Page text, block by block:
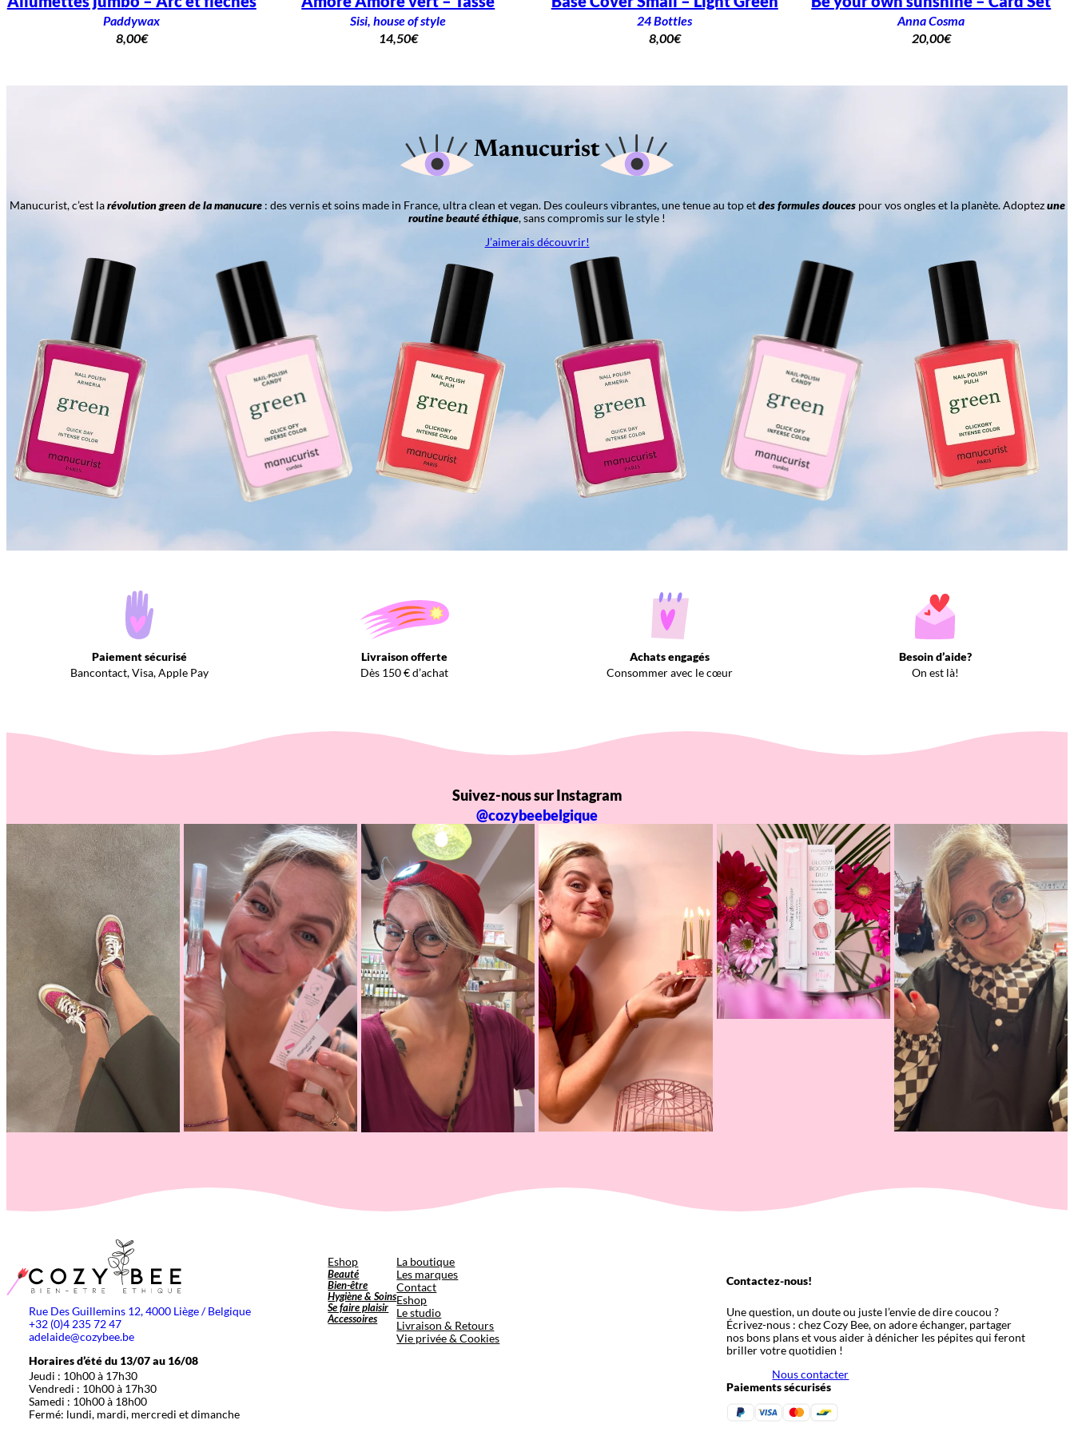
Paddywax
8,00€
Sisi, house of style
14,50€
24 Bottles
8,00€
Anna Cosma
20,00€
Manucurist
Manucurist, c’est larévolution green de la manucure: des vernis et soins made in France, ultra clean et vegan. Des couleurs vibrantes, une tenue au top etdes formules doucespour vos ongles et la planète. Adoptezune
routine beauté éthique, sans compromis sur le style !
J’aimerais découvrir!
Paiement sécurisé
Bancontact, Visa, Apple Pay
Livraison offerte
Dès 150 € d’achat
Achats engagés
Consommer avec le cœur
Besoin d’aide?
On est là!
Suivez-nous sur Instagram
@cozybeebelgique
Rue Des Guillemins 12, 4000 Liège / Belgique
+32 (0)4 235 72 47
adelaide@cozybee.be
Horaires d’été du 13/07 au 16/08
Jeudi : 10h00 à 17h30
Vendredi : 10h00 à 17h30
Samedi : 10h00 à 18h00
Fermé: lundi, mardi, mercredi et dimanche
Eshop
Beauté
Bien-être
Hygiène & Soins
Se faire plaisir
Accessoires
La boutique
Les marques
Contact
Eshop
Le studio
Livraison & Retours
Vie privée & Cookies
Contactez-nous!
Une question, un doute ou juste l’envie de dire coucou ?
Écrivez-nous : chez Cozy Bee, on adore échanger, partager
nos bons plans et vous aider à dénicher les pépites qui feront
briller votre quotidien !
Nous contacter
Paiements sécurisés